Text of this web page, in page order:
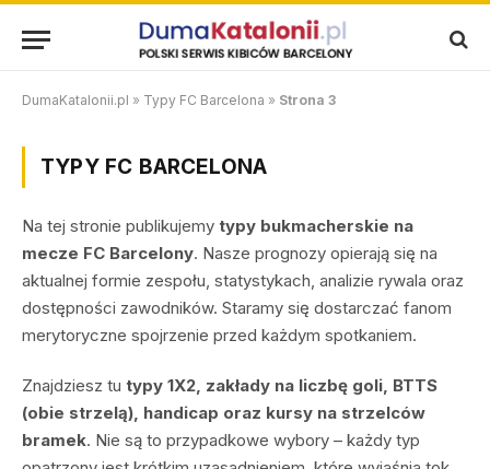
DumaKatalonii.pl » Typy FC Barcelona » Strona 3
TYPY FC BARCELONA
Na tej stronie publikujemy typy bukmacherskie na
mecze FC Barcelony. Nasze prognozy opierają się na
aktualnej formie zespołu, statystykach, analizie rywala oraz
dostępności zawodników. Staramy się dostarczać fanom
merytoryczne spojrzenie przed każdym spotkaniem.
Znajdziesz tu typy 1X2, zakłady na liczbę goli, BTTS
(obie strzelą), handicap oraz kursy na strzelców
bramek. Nie są to przypadkowe wybory – każdy typ